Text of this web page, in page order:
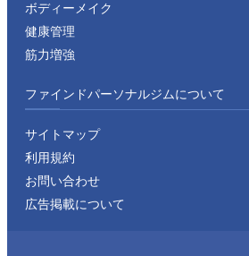
ボディーメイク
健康管理
筋力増強
ファインドパーソナルジムについて
サイトマップ
利用規約
お問い合わせ
広告掲載について